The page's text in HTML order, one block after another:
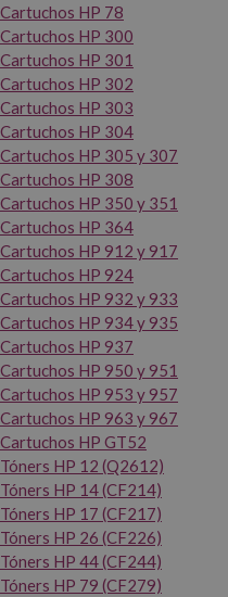
Cartuchos HP 78
Cartuchos HP 300
Cartuchos HP 301
Cartuchos HP 302
Cartuchos HP 303
Cartuchos HP 304
Cartuchos HP 305 y 307
Cartuchos HP 308
Cartuchos HP 350 y 351
Cartuchos HP 364
Cartuchos HP 912 y 917
Cartuchos HP 924
Cartuchos HP 932 y 933
Cartuchos HP 934 y 935
Cartuchos HP 937
Cartuchos HP 950 y 951
Cartuchos HP 953 y 957
Cartuchos HP 963 y 967
Cartuchos HP GT52
Tóners HP 12 (Q2612)
Tóners HP 14 (CF214)
Tóners HP 17 (CF217)
Tóners HP 26 (CF226)
Tóners HP 44 (CF244)
Tóners HP 79 (CF279)